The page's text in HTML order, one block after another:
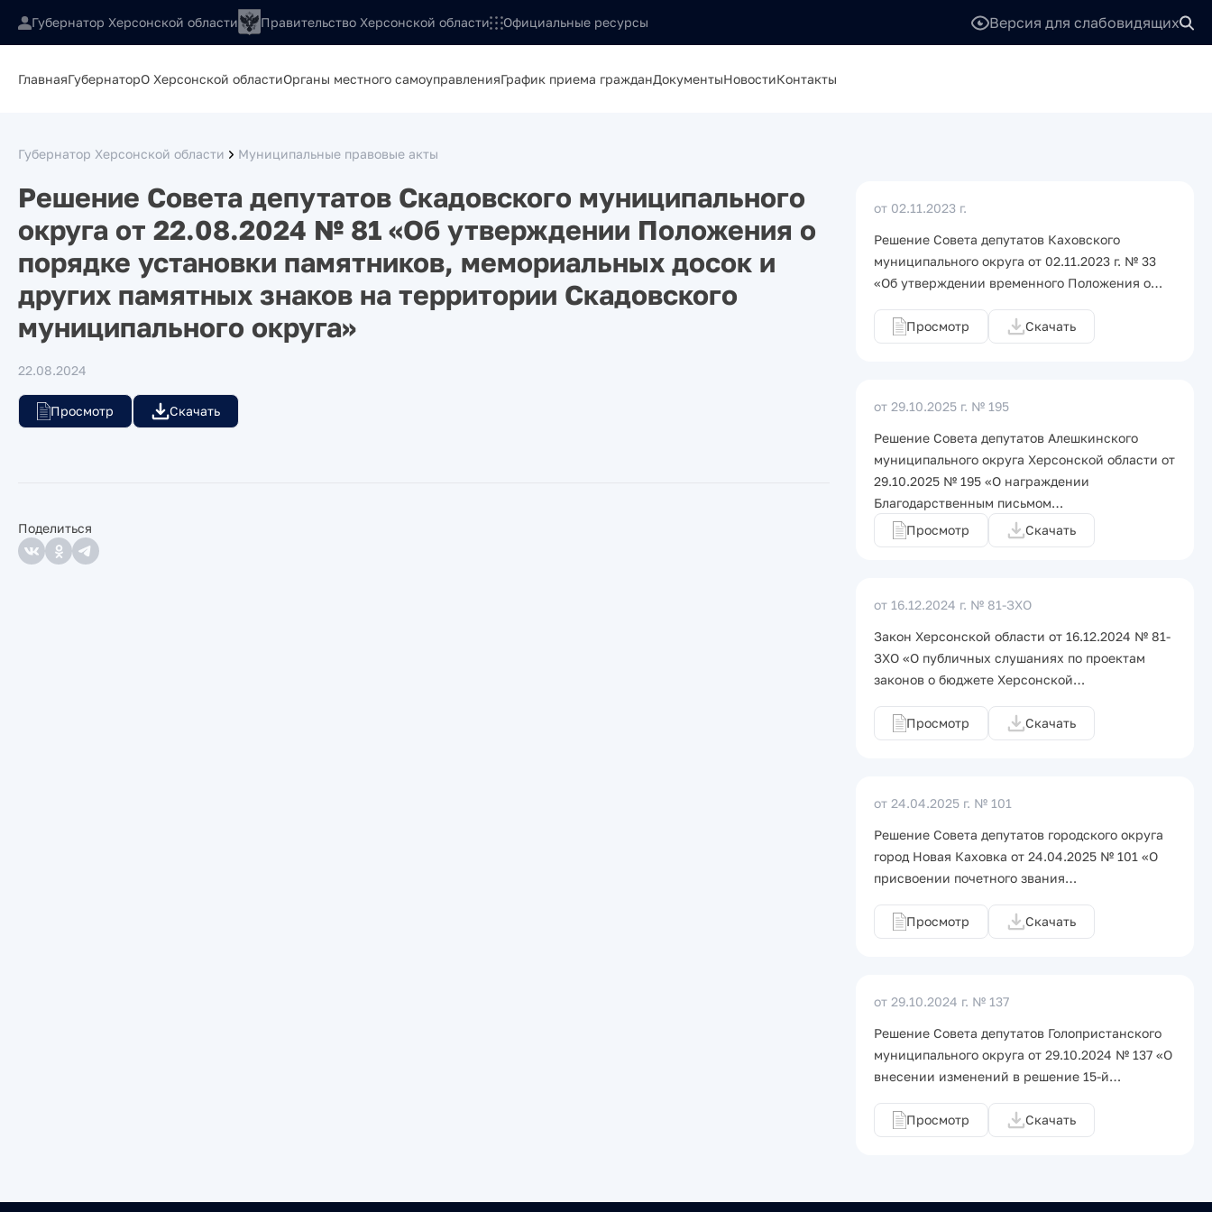
Губернатор Херсонской области Правительство Херсонской области Официальные ресурсы Версия для слабовидящих
ГлавнаяГубернаторО Херсонской областиОрганы местного самоуправленияГрафик приема гражданДокументыНовостиКонтакты
Губернатор Херсонской области Муниципальные правовые акты
Решение Совета депутатов Скадовского муниципального
округа от 22.08.2024 № 81 «Об утверждении Положения о
порядке установки памятников, мемориальных досок и
других памятных знаков на территории Скадовского
муниципального округа»
22.08.2024
Просмотр Скачать
Поделиться
от 02.11.2023 г.
Решение Совета депутатов Каховского
муниципального округа от 02.11.2023 г. № 33
«Об утверждении временного Положения о…
Просмотр Скачать
от 29.10.2025 г. № 195
Решение Совета депутатов Алешкинского
муниципального округа Херсонской области от
29.10.2025 № 195 «О награждении
Благодарственным письмом…
Просмотр
Скачать
от 16.12.2024 г. № 81-ЗХО
Закон Херсонской области от 16.12.2024 № 81-
ЗХО «О публичных слушаниях по проектам
законов о бюджете Херсонской…
Просмотр Скачать
от 24.04.2025 г. № 101
Решение Совета депутатов городского округа
город Новая Каховка от 24.04.2025 № 101 «О
присвоении почетного звания…
Просмотр Скачать
от 29.10.2024 г. № 137
Решение Совета депутатов Голопристанского
муниципального округа от 29.10.2024 № 137 «О
внесении изменений в решение 15-й…
Просмотр Скачать